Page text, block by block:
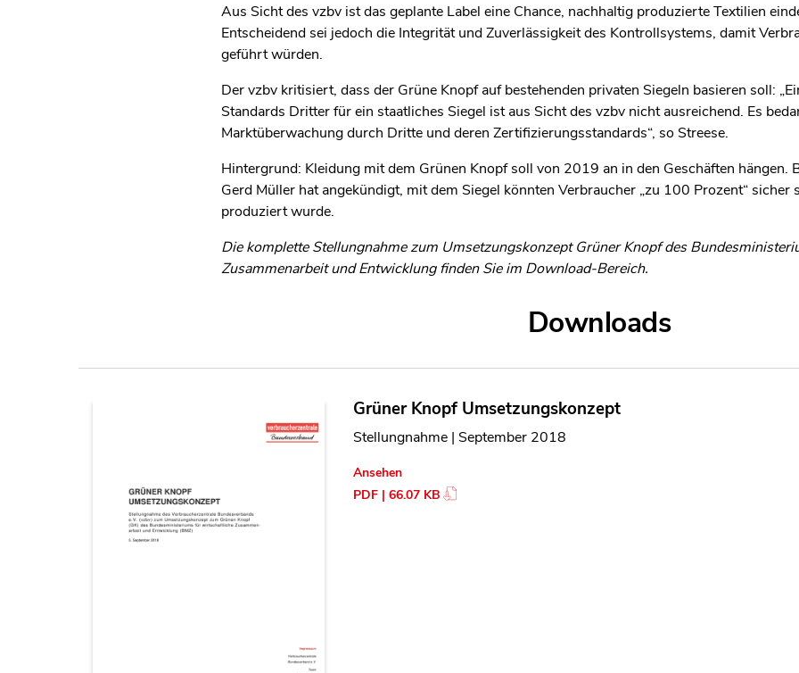
Aus Sicht des vzbv ist das geplante Label eine Chance, nachhaltig produzierte Textilien
Entscheidend sei jedoch die Integrität und Zuverlässigkeit des Kontrollsystems, damit
geführt würden.
Der vzbv kritisiert, dass der Grüne Knopf auf bestehenden privaten Siegeln basieren soll:
Standards Dritter für ein staatliches Siegel ist aus Sicht des vzbv nicht ausreichend. Es
Marktüberwachung durch Dritte und deren Zertifizierungsstandards“, so Streese.
Hintergrund: Kleidung mit dem Grünen Knopf soll von 2019 an in den Geschäften
Gerd Müller hat angekündigt, mit dem Siegel könnten Verbraucher „zu 100 Prozent“ sicher
produziert wurde.
Die komplette Stellungnahme zum Umsetzungskonzept Grüner Knopf des
Zusammenarbeit und Entwicklung finden Sie im Download-Bereich.
Downloads
Grüner Knopf Umsetzungskonzept
Stellungnahme | September 2018
Ansehen
PDF | 66.07 KB